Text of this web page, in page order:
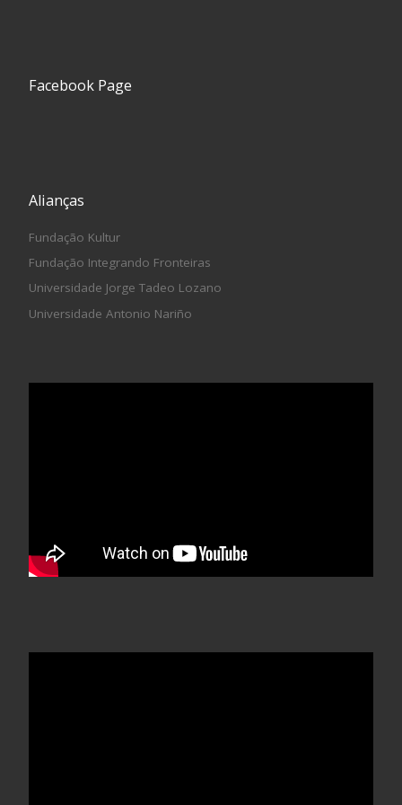
Facebook Page
Alianças
Fundação Kultur
Fundação Integrando Fronteiras
Universidade Jorge Tadeo Lozano
Universidade Antonio Nariño